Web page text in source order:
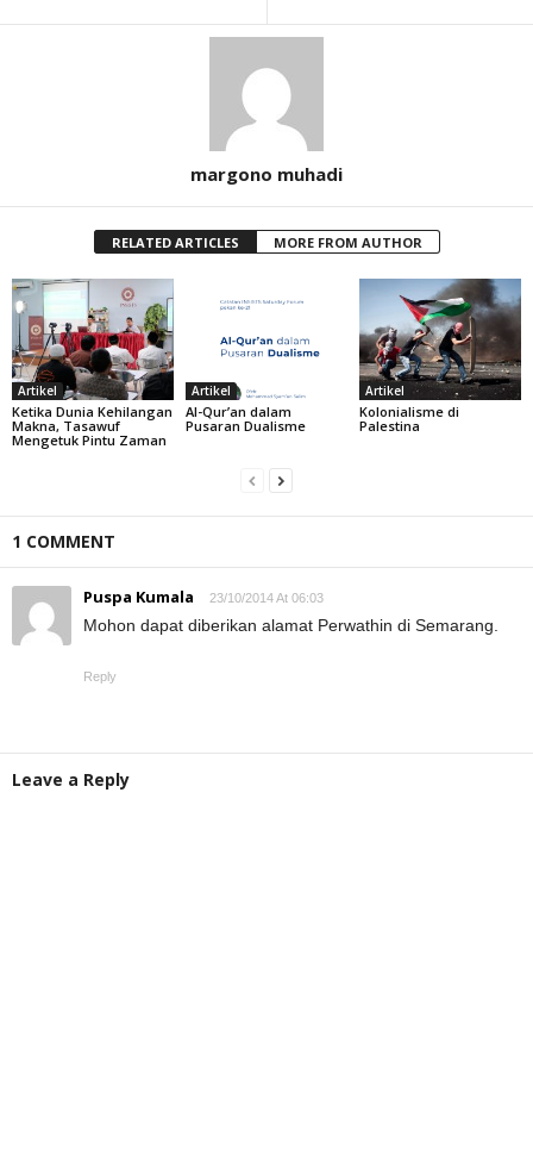
margono muhadi
RELATED ARTICLES MORE FROM AUTHOR
Artikel
Ketika Dunia Kehilangan
Makna, Tasawuf
Mengetuk Pintu Zaman
Artikel
Al-Qur’an dalam
Pusaran Dualisme
Artikel
Kolonialisme di
Palestina
1 COMMENT
Puspa Kumala 23/10/2014 At 06:03
Mohon dapat diberikan alamat Perwathin di Semarang.
Reply
Leave a Reply